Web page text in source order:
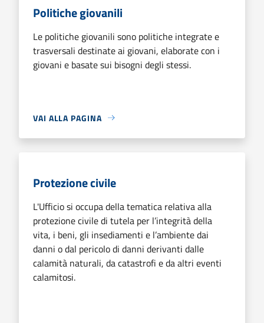
Politiche giovanili
Le politiche giovanili sono politiche integrate e
trasversali destinate ai giovani, elaborate con i
giovani e basate sui bisogni degli stessi.
VAI ALLA PAGINA
Protezione civile
L'Ufficio si occupa della tematica relativa alla
protezione civile di tutela per l’integrità della
vita, i beni, gli insediamenti e l’ambiente dai
danni o dal pericolo di danni derivanti dalle
calamità naturali, da catastrofi e da altri eventi
calamitosi.